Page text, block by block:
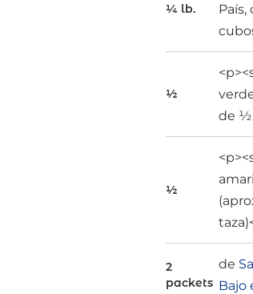
¼ lb.
País,
½
de ½
½
2
packets
de
Bajo